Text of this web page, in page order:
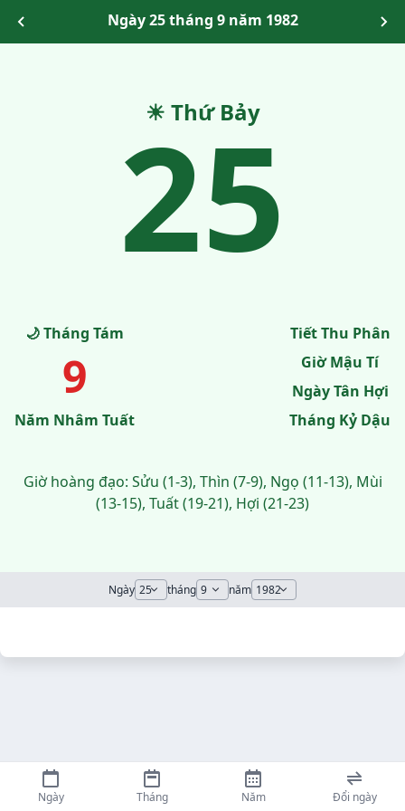
Ngày 25 tháng 9 năm 1982
☀ Thứ Bảy
25
🌙 Tháng Tám
9
Năm Nhâm Tuất
Tiết Thu Phân
Giờ Mậu Tí
Ngày Tân Hợi
Tháng Kỷ Dậu
Giờ hoàng đạo: Sửu (1-3), Thìn (7-9), Ngọ (11-13), Mùi
(13-15), Tuất (19-21), Hợi (21-23)
Ngày tháng năm
Ngày Tháng Năm Đổi ngày